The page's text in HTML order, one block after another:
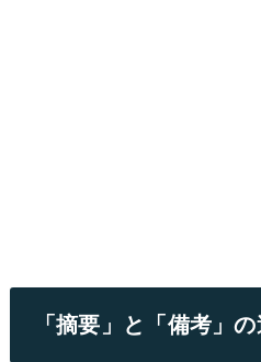
「摘要」と「備考」